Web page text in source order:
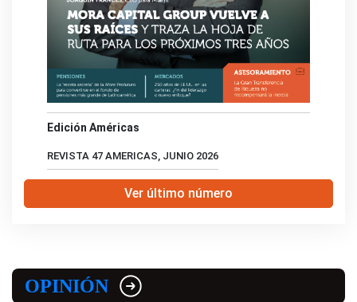
Edición Américas
REVISTA 47 AMERICAS, JUNIO 2026
Ver último número
OPINIÓN